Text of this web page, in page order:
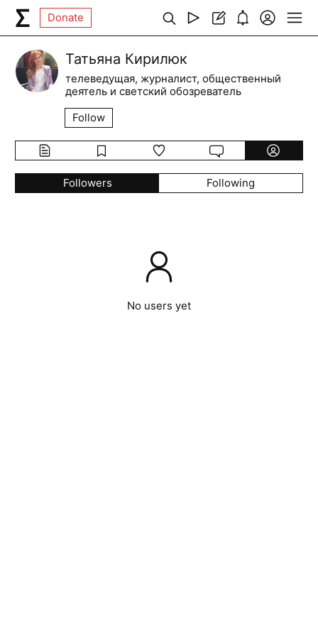
Donate
Татьяна Кирилюк
телеведущая, журналист, общественный
деятель и светский обозреватель
Follow
Followers Following
No users yet